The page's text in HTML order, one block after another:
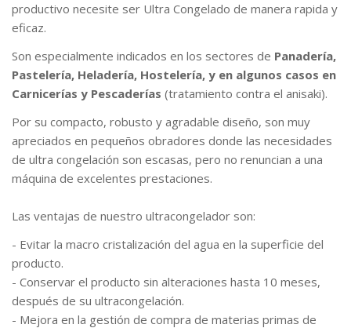
productivo necesite ser Ultra Congelado de manera rapida y
eficaz.
Son especialmente indicados en los sectores de Panadería,
Pastelería, Heladería, Hostelería, y en algunos casos en
Carnicerías y Pescaderías (tratamiento contra el anisaki).
Por su compacto, robusto y agradable diseño, son muy
apreciados en pequeños obradores donde las necesidades
de ultra congelación son escasas, pero no renuncian a una
máquina de excelentes prestaciones.
Las ventajas de nuestro ultracongelador son:
- Evitar la macro cristalización del agua en la superficie del
producto.
- Conservar el producto sin alteraciones hasta 10 meses,
después de su ultracongelación.
- Mejora en la gestión de compra de materias primas de